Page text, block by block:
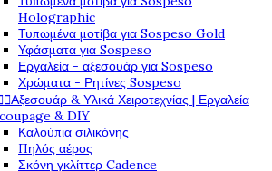
Holographic
Τυπωμένα μοτίβα για Sospeso Gold
Υφάσματα για Sospeso
Εργαλεία - αξεσουάρ για Sospeso
Χρώματα - Ρητίνες Sospeso
Αξεσουάρ & Υλικά Χειροτεχνίας | Εργαλεία
& DIY
Καλούπια σιλικόνης
Πηλός αέρος
Σκόνη γκλίττερ Cadence